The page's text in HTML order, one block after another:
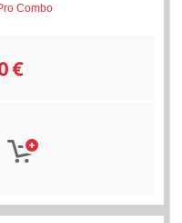
Combo
€